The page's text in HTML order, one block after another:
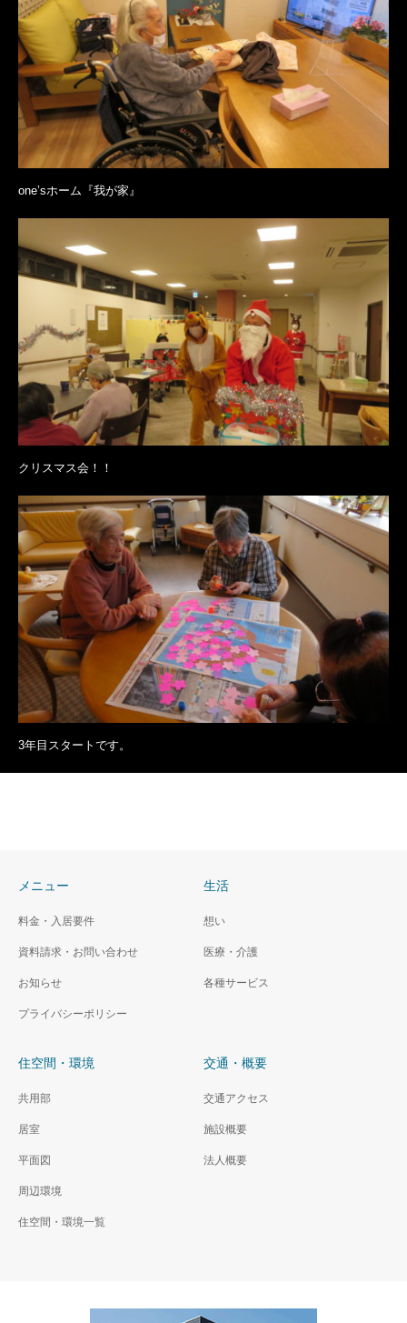
one’sホーム『我が家』
クリスマス会！！
3年目スタートです。
メニュー
料金・入居要件
資料請求・お問い合わせ
お知らせ
プライバシーポリシー
生活
想い
医療・介護
各種サービス
住空間・環境
共用部
居室
平面図
周辺環境
住空間・環境一覧
交通・概要
交通アクセス
施設概要
法人概要